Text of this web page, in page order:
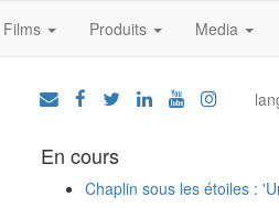
Films Produits Media
En cours
Chaplin sous les étoiles :